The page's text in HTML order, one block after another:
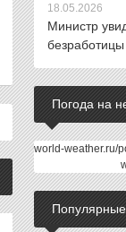
18.05.2026
Министр
безработицы
Погода на
Популярные